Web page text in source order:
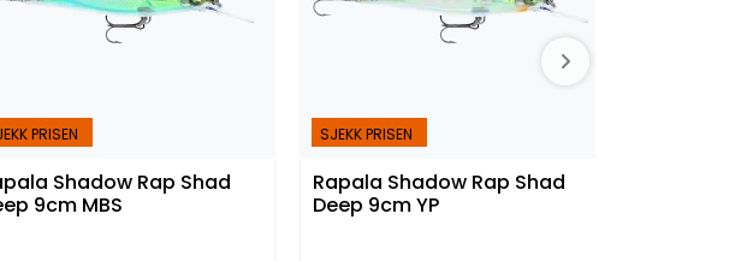
PRISEN
Shadow Rap Shad
9cm MBS
SJEKK PRISEN
Rapala Shadow Rap Shad
Deep 9cm YP